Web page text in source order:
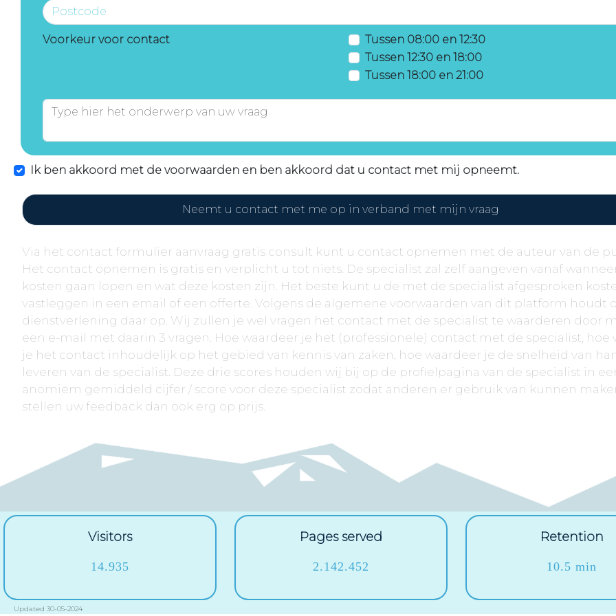
Voorkeur voor contact
Tussen 08:00 en 12:30
Tussen 12:30 en 18:00
Tussen 18:00 en 21:00
Ik ben akkoord met de voorwaarden en ben akkoord dat u contact met mij opneemt.
Neemt u contact met me op in verband met mijn vraag
Via het contact formulier aanvraag gratis consult kunt u contact opnemen met de auteur van de
Het contact opnemen is gratis en verplicht u tot niets. De specialist zal zelf aangeven vanaf
kosten gaan lopen en wat deze kosten zijn. Het beste kunt u de met de specialist afgesproken
vastleggen in een email of een offerte. Volgens de algemene voorwaarden van dit platform houdt
dienstverlening daar op. Wij zullen je wel vragen het contact met de specialist te waarderen door
een e-mail met daarin 3 vragen. Hoe waardeer je het (professionele) contact met de specialist, hoe
je het contact inhoudelijk op het gebied van kennis van zaken, hoe waardeer je de snelheid van
leveren van de specialist. Deze drie scores houden wij bij op de profielpagina van de specialist in
anomiem gemiddeld cijfer / score voor deze specialist zodat anderen er gebruik van kunnen
stellen uw feedback dan ook erg op prijs.
Visitors
14.935
Pages served
2.142.452
Retention
10.5 min
Updated 30-05-2024